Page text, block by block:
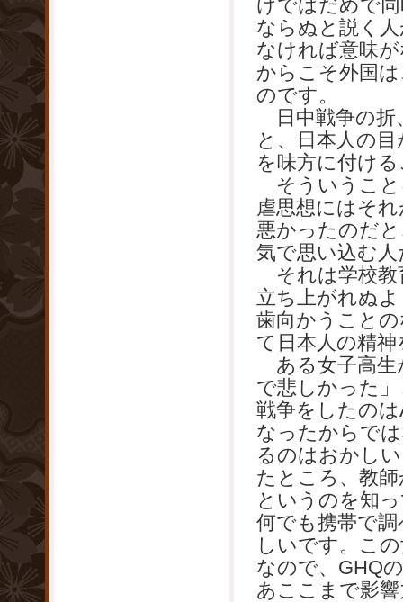
けではだめで
ならぬと説く
なければ意味
からこそ外国
のです。
日中戦争の折
と、日本人の
を味方に付け
そういうこと
虐思想にはそ
悪かったのだ
気で思い込む
それは学校教
立ち上がれぬ
歯向かうこと
て日本人の精
ある女子高生
で悲しかった
戦争をしたの
なったからで
るのはおかし
たところ、教
というのを知
何でも携帯で
しいです。こ
なので、GHQ
あここまで影